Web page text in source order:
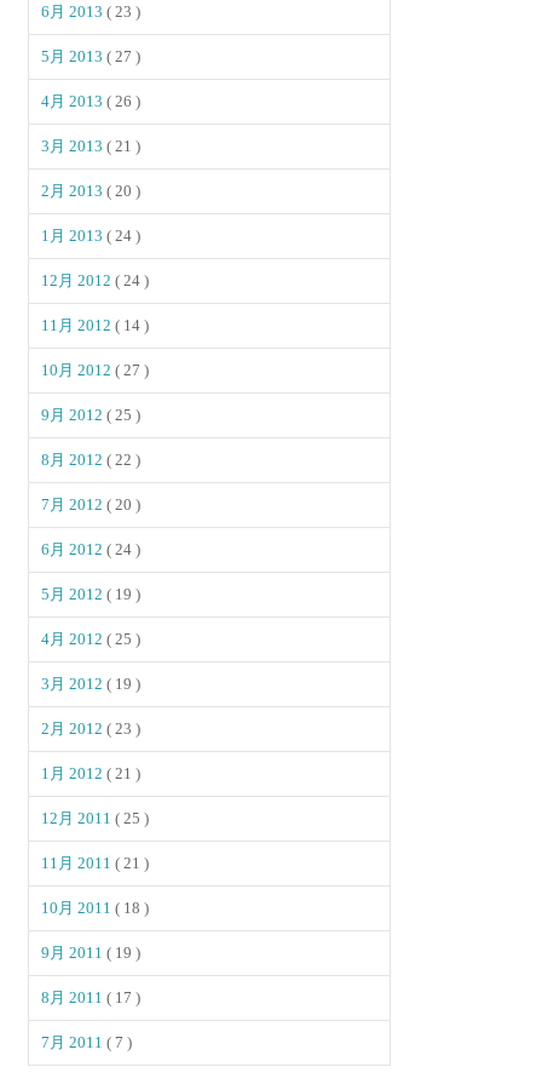
6月 2013( 23 )
5月 2013( 27 )
4月 2013( 26 )
3月 2013( 21 )
2月 2013( 20 )
1月 2013( 24 )
12月 2012( 24 )
11月 2012( 14 )
10月 2012( 27 )
9月 2012( 25 )
8月 2012( 22 )
7月 2012( 20 )
6月 2012( 24 )
5月 2012( 19 )
4月 2012( 25 )
3月 2012( 19 )
2月 2012( 23 )
1月 2012( 21 )
12月 2011( 25 )
11月 2011( 21 )
10月 2011( 18 )
9月 2011( 19 )
8月 2011( 17 )
7月 2011( 7 )